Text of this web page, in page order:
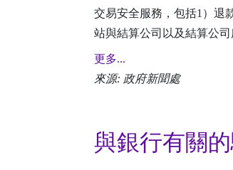
交易安全服務，包括1）退
站與結算公司以及結算公
更多...
來源: 政府新聞處
與銀行有關